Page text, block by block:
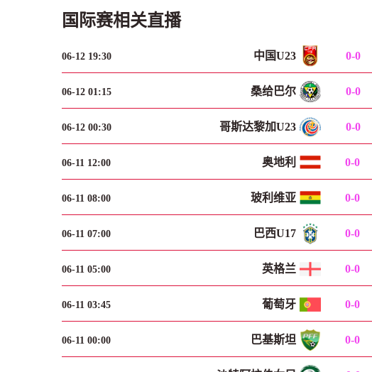
国际赛相关直播
06-12 19:30 中国U23 0-0
06-12 01:15 桑给巴尔 0-0
06-12 00:30 哥斯达黎加U23 0-0
06-11 12:00 奥地利 0-0
06-11 08:00 玻利维亚 0-0
06-11 07:00 巴西U17 0-0
06-11 05:00 英格兰 0-0
06-11 03:45 葡萄牙 0-0
06-11 00:00 巴基斯坦 0-0